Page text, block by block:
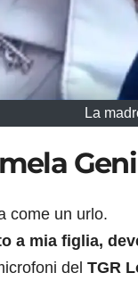
La
come un urlo.
a mia figlia,
del TGR